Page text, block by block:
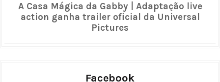
A Casa Mágica da Gabby | Adaptação live
action ganha trailer oficial da Universal
Pictures
Facebook